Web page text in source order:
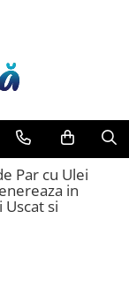
Par cu Ulei
in
si